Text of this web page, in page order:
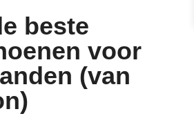
beste
voor
(van